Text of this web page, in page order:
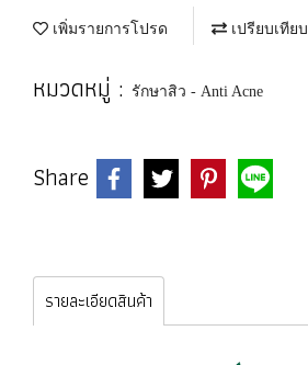
เพิ่มรายการโปรด เปรียบเทียบ
หมวดหมู่ : รักษาสิว - Anti Acne
Share
รายละเอียดสินค้า